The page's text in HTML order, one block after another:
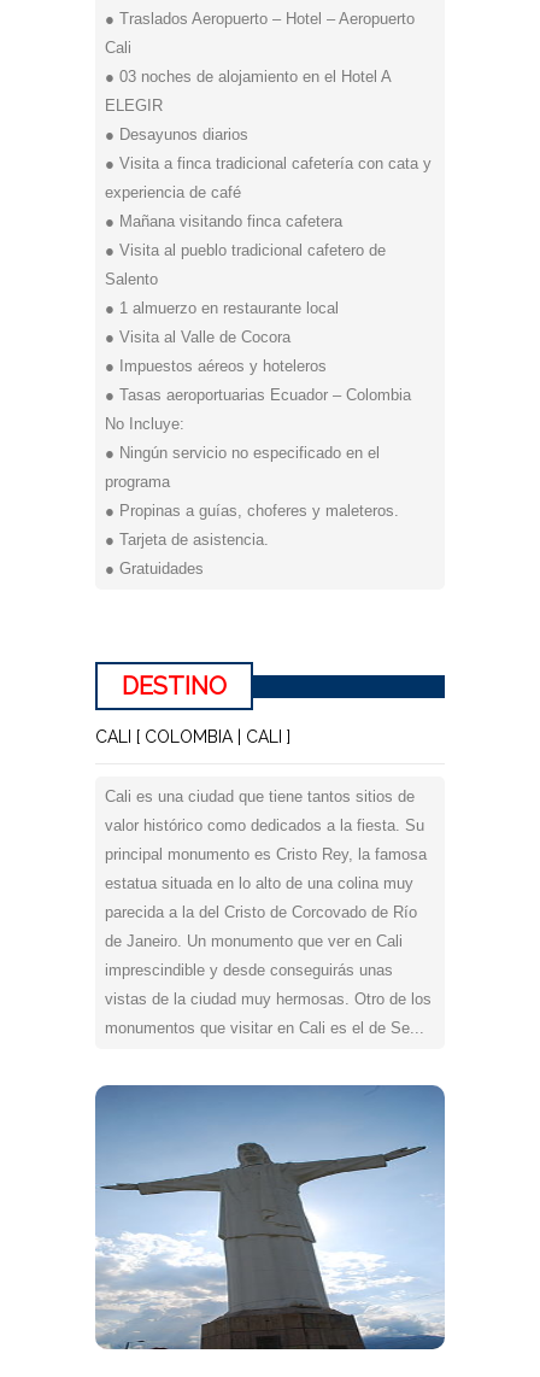
● Traslados Aeropuerto – Hotel – Aeropuerto
Cali
● 03 noches de alojamiento en el Hotel A
ELEGIR
● Desayunos diarios
● Visita a finca tradicional cafetería con cata y
experiencia de café
● Mañana visitando finca cafetera
● Visita al pueblo tradicional cafetero de
Salento
● 1 almuerzo en restaurante local
● Visita al Valle de Cocora
● Impuestos aéreos y hoteleros
● Tasas aeroportuarias Ecuador – Colombia
No Incluye:
● Ningún servicio no especificado en el
programa
● Propinas a guías, choferes y maleteros.
● Tarjeta de asistencia.
● Gratuidades
DESTINO
CALI [ COLOMBIA | CALI ]
Cali es una ciudad que tiene tantos sitios de
valor histórico como dedicados a la fiesta. Su
principal monumento es Cristo Rey, la famosa
estatua situada en lo alto de una colina muy
parecida a la del Cristo de Corcovado de Río
de Janeiro. Un monumento que ver en Cali
imprescindible y desde conseguirás unas
vistas de la ciudad muy hermosas. Otro de los
monumentos que visitar en Cali es el de Se...